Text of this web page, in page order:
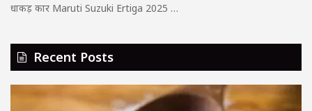
धाकड़ कार Maruti Suzuki Ertiga 2025 …
Recent Posts